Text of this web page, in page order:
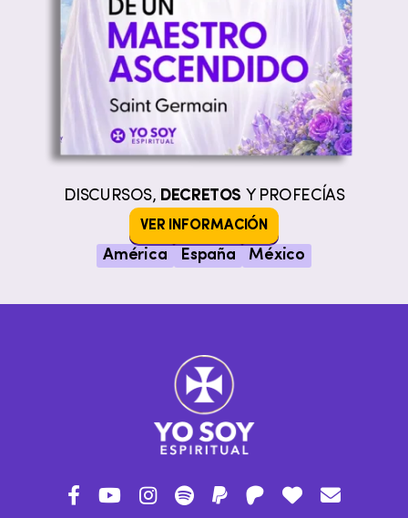
DISCURSOS, DECRETOS Y PROFECÍAS
VER INFORMACIÓN
América España México